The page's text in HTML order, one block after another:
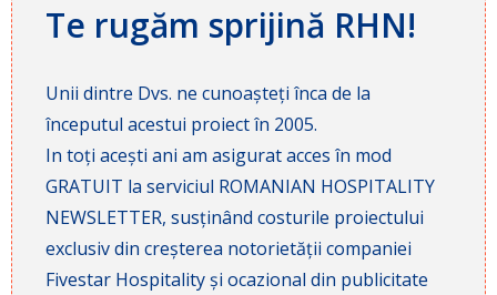
Te rugăm sprijină RHN!
Unii dintre Dvs. ne cunoașteți înca de la
începutul acestui proiect în 2005.
In toți acești ani am asigurat acces în mod
GRATUIT la serviciul ROMANIAN HOSPITALITY
NEWSLETTER, susținând costurile proiectului
exclusiv din creșterea notorietății companiei
Fivestar Hospitality și ocazional din publicitate